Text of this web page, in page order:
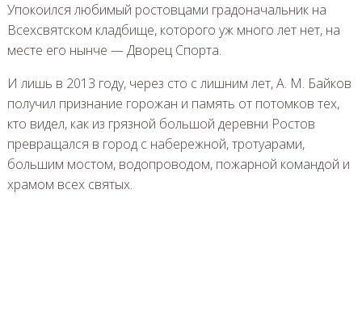
Упокоился любимый ростовцами градоначальник на
Всехсвятском кладбище, которого уж много лет нет, на
месте его нынче — Дворец Спорта.
И лишь в 2013 году, через сто с лишним лет, А. М. Байков
получил признание горожан и память от потомков тех,
кто видел, как из грязной большой деревни Ростов
превращался в город с набережной, тротуарами,
большим мостом, водопроводом, пожарной командой и
храмом всех святых.